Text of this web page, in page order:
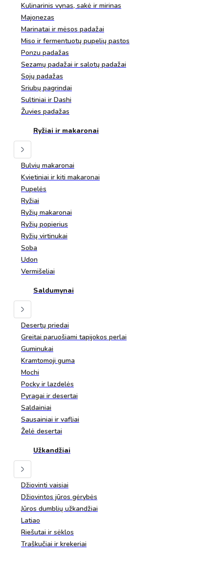
Kulinarinis vynas, sakė ir mirinas
Majonezas
Marinatai ir mėsos padažai
Miso ir fermentuotų pupelių pastos
Ponzu padažas
Sezamų padažai ir salotų padažai
Sojų padažas
Sriubų pagrindai
Sultiniai ir Dashi
Žuvies padažas
Ryžiai ir makaronai
Bulvių makaronai
Kvietiniai ir kiti makaronai
Pupelės
Ryžiai
Ryžių makaronai
Ryžių popierius
Ryžių virtinukai
Soba
Udon
Vermišeliai
Saldumynai
Desertų priedai
Greitai paruošiami tapijokos perlai
Guminukai
Kramtomoji guma
Mochi
Pocky ir lazdelės
Pyragai ir desertai
Saldainiai
Sausainiai ir vafliai
Želė desertai
Užkandžiai
Džiovinti vaisiai
Džiovintos jūros gėrybės
Jūros dumblių užkandžiai
Latiao
Riešutai ir sėklos
Traškučiai ir krekeriai